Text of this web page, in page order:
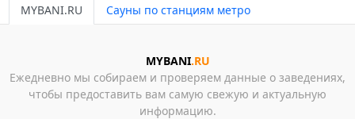
MYBANI.RU Сауны по станциям метро
MYBANI.RU
Ежедневно мы собираем и проверяем данные о заведениях,
чтобы предоставить вам самую свежую и актуальную
информацию.